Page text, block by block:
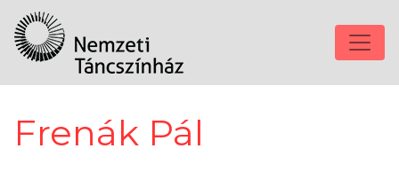
Frenák Pál